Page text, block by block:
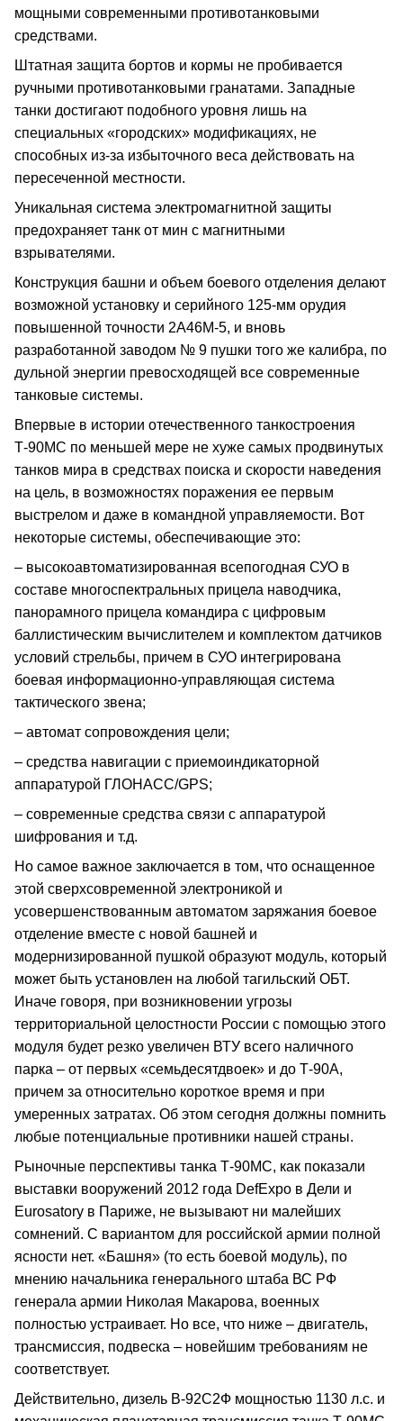
мощными современными противотанковыми
средствами.
Штатная защита бортов и кормы не пробивается
ручными противотанковыми гранатами. Западные
танки достигают подобного уровня лишь на
специальных «городских» модификациях, не
способных из-за избыточного веса действовать на
пересеченной местности.
Уникальная система электромагнитной защиты
предохраняет танк от мин с магнитными
взрывателями.
Конструкция башни и объем боевого отделения делают
возможной установку и серийного 125-мм орудия
повышенной точности 2А46М-5, и вновь
разработанной заводом № 9 пушки того же калибра, по
дульной энергии превосходящей все современные
танковые системы.
Впервые в истории отечественного танкостроения
Т-90МС по меньшей мере не хуже самых продвинутых
танков мира в средствах поиска и скорости наведения
на цель, в возможностях поражения ее первым
выстрелом и даже в командной управляемости. Вот
некоторые системы, обеспечивающие это:
– высокоавтоматизированная всепогодная СУО в
составе многоспектральных прицела наводчика,
панорамного прицела командира с цифровым
баллистическим вычислителем и комплектом датчиков
условий стрельбы, причем в СУО интегрирована
боевая информационно-управляющая система
тактического звена;
– автомат сопровождения цели;
– средства навигации с приемоиндикаторной
аппаратурой ГЛОНАСС/GPS;
– современные средства связи с аппаратурой
шифрования и т.д.
Но самое важное заключается в том, что оснащенное
этой сверхсовременной электроникой и
усовершенствованным автоматом заряжания боевое
отделение вместе с новой башней и
модернизированной пушкой образуют модуль, который
может быть установлен на любой тагильский ОБТ.
Иначе говоря, при возникновении угрозы
территориальной целостности России с помощью этого
модуля будет резко увеличен ВТУ всего наличного
парка – от первых «семьдесятдвоек» и до Т-90А,
причем за относительно короткое время и при
умеренных затратах. Об этом сегодня должны помнить
любые потенциальные противники нашей страны.
Рыночные перспективы танка Т-90МС, как показали
выставки вооружений 2012 года DefExpo в Дели и
Eurosatory в Париже, не вызывают ни малейших
сомнений. С вариантом для российской армии полной
ясности нет. «Башня» (то есть боевой модуль), по
мнению начальника генерального штаба ВС РФ
генерала армии Николая Макарова, военных
полностью устраивает. Но все, что ниже – двигатель,
трансмиссия, подвеска – новейшим требованиям не
соответствует.
Действительно, дизель В-92С2Ф мощностью 1130 л.с. и